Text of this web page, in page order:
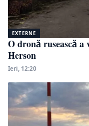
EXTERNE
O dronă rusească a
Herson
Ieri, 12:20